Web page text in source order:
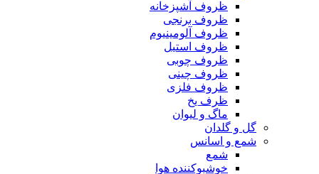
ظروف آشپزخانه
ظروف برنجی
ظروف آلومینیوم
ظروف استیل
ظروف چوبی
ظروف چینی
ظروف فلزی
ظرف یخ
ماگ و لیوان
گل و گلدان
شمع و اسانس
شمع
خوشبوکننده هوا